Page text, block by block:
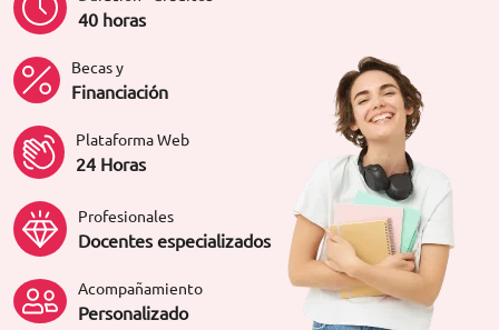
40 horas
Becas y
Financiación
Plataforma Web
24 Horas
Profesionales
Docentes especializados
Acompañamiento
Personalizado